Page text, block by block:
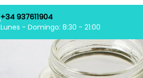
+34 937611904
Lunes - Domingo: 8:30 - 21:00